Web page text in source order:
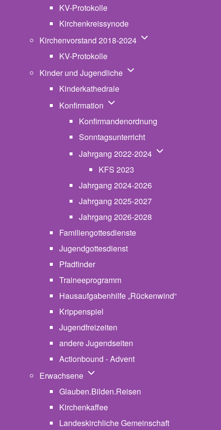
KV-Protokolle
Kirchenkreissynode
Kirchenvorstand 2018-2024 Unternavigation von
KV-Protokolle
Kinder und Jugendliche Unternavigation von
Kinderkathedrale
Konfirmation Unternavigation von
Konfirmandenordnung
Sonntagsunterricht
Jahrgang 2022-2024 Unternavigation
KFS 2023
Jahrgang 2024-2026
Jahrgang 2025-2027
Jahrgang 2026-2028
Familiengottesdienste
Jugendgottesdienst
Pfadfinder
Traineeprogramm
Hausaufgabenhilfe „Rückenwind“
Krippenspiel
Jugendfreizeiten
andere Jugendseiten
Actionbound - Advent
Erwachsene Unternavigation von Erwachsene
Glauben.Bilden.Reisen
Kirchenkaffee
Landeskirchliche Gemeinschaft